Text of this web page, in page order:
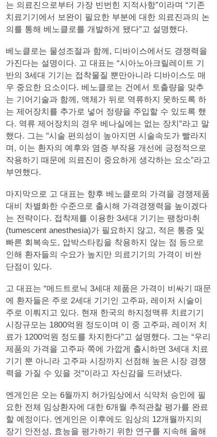
는 의료진으로부터 가장 빈번힌 지적사항”이라며 “기존
치료기기에서 보완이 필요한 부분에 대한 의료진과의 논
의를 통해 베노클로를 개발하게 됐다”고 설명했다.
베노클로는 물성조절과 함께, 디바이스에서도 경쟁력을
가진다는 설명이다. 고 대표는 “시아노아크릴레이트 기
반의 3세대 기기는 접착물질 뿐만아니라 디바이스도 매
우 중요한 요소이다. 베노클로는 건에서 토출량을 맞추
는 기어기술과 함께, 액체가 뒤로 역류하지 못하도록 하
는 제어장치를 추가로 넣어 정량을 주입할 수 있도록 했
다. 역류 제어장치의 경우 베나실에는 없는 장치”라고 말
했다. 그는 "시술 편의성이 높아지면 시술속도가 빨라지
며, 이는 환자의 예후와 염증 부작용 개선에 긍정적으로
작용하기 때문에 의료진이 중요하게 생각하는 요소”라고
부연했다.
마지막으로 고 대표는 향후 베노클로의 가격을 경쟁제품
대비 차별화한 수준으로 출시해 가격경쟁력을 높이겠다
는 전략이다. 접착제를 이용한 3세대 기기는 팽창마취
(tumescent anesthesia)가 필요하지 않고, 적은 통증 및
빠른 회복속도, 압박스타킹을 착용하지 않는 점 등으로
인해 환자들의 수요가 높지만 의료기기의 가격이 비싼
단점이 있다.
고 대표는 “메드트로닉 3세대 제품은 가격이 비싸기 때문
에 환자들은 주로 2세대 기기인 고주파, 레이저 시술이
주로 이뤄지고 있다. 현재 한국의 하지정맥류 치료기기
시장규모는 1800억원 정도이며 이 중 고주파, 레이저 치
료가 1200억원 정도를 차지한다”고 설명했다. 그는 “우리
제품의 가격을 고주파 쪽에 가깝게 출시하면 3세대 치료
기기 뿐 아니라 고주파 시장까지 선점해 높은 시장 경쟁
력을 가질 수 있을 것"이라고 자신감을 드러냈다.
엔게인은 오는 6월까지 허가임상에서 식약처 승인에 필
요한 전체 임상환자에 대한 6개월 추적관찰 평가를 완료
할 예정이다. 엔게인은 이후에도 임상의 12개월까지의
장기 안전성, 효능을 평가하기 위한 연구를 지속해 올해